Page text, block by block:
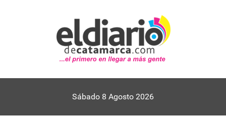
Sábado 8 Agosto 2026